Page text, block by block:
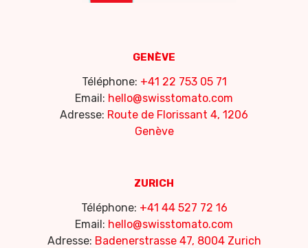
GENÈVE
Téléphone: +41 22 753 05 71
Email: hello@swisstomato.com
Adresse: Route de Florissant 4, 1206
Genève
ZURICH
Téléphone: +41 44 527 72 16
Email: hello@swisstomato.com
Adresse: Badenerstrasse 47, 8004 Zurich